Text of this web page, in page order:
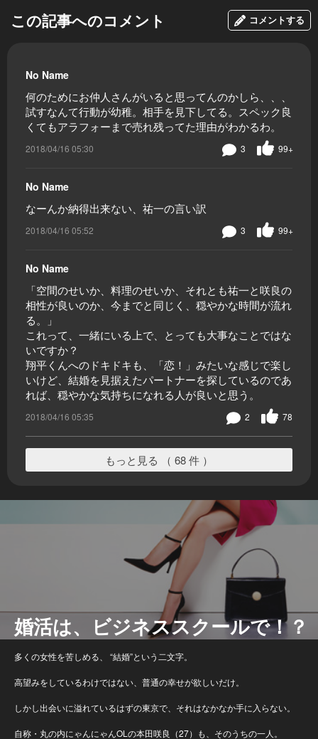
この記事へのコメント コメントする
No Name
何のためにお仲人さんがいると思ってんのかしら、、、
試すなんて行動が幼稚。相手を見下してる。スペック良
くてもアラフォーまで売れ残ってた理由がわかるわ。
2018/04/16 05:30 99+
3
No Name
なーんか納得出来ない、祐一の言い訳
2018/04/16 05:52 99+
3
No Name
「空間のせいか、料理のせいか、それとも祐一と咲良の
相性が良いのか、今までと同じく、穏やかな時間が流れ
る。」
これって、一緒にいる上で、とっても大事なことではな
いですか？
翔平くんへのドキドキも、「恋！」みたいな感じで楽し
いけど、結婚を見据えたパートナーを探しているのであ
れば、穏やかな気持ちになれる人が良いと思う。
2018/04/16 05:35 78
2
もっと見る （ 68 件 ）
婚活は、ビジネススクールで！？
多くの女性を苦しめる、 “結婚”という二文字。
高望みをしているわけではない、普通の幸せが欲しいだけ。
しかし出会いに溢れているはずの東京で、それはなかなか手に入らない。
自称・丸の内にゃんにゃんOLの本田咲良（27）も、そのうちの一人。